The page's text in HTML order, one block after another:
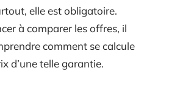
elle est obligatoire.
à comparer les offres, il
comment se calcule
d’une telle garantie.